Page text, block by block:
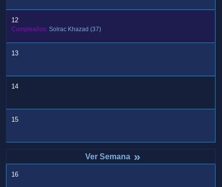
12
Cumpleaños: Solrac Khazad (37)
13
14
15
»
16